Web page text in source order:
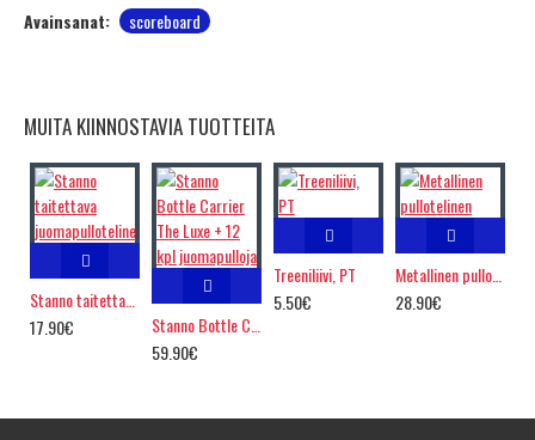
Avainsanat: scoreboard
MUITA KIINNOSTAVIA TUOTTEITA
17.90€
59.90€
Treeniliivi, PT
5.50€
Metallinen pullotelinen
28.90€